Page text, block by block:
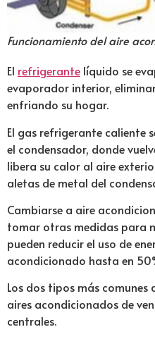
Funcionamiento del aire
El refrigerante líquido se
evaporador interior,
enfriando su hogar.
El gas refrigerante caliente
el condensador, donde
libera su calor al aire
aletas de metal del
Cambiarse a aire
tomar otras medidas para
pueden reducir el uso de
acondicionado hasta en
Los dos tipos más
aires acondicionados de
centrales.